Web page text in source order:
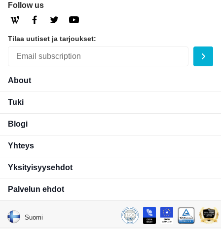
Follow us
Tilaa uutiset ja tarjoukset:
About
Tuki
Blogi
Yhteys
Yksityisyysehdot
Palvelun ehdot
Suomi